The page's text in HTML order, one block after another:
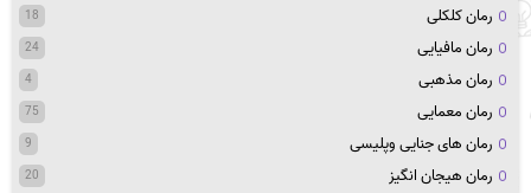
رمان کلکلی 18
رمان مافیایی 24
رمان مذهبی 4
رمان معمایی 75
رمان های جنایی وپلیسی 9
رمان هیجان انگیز 20